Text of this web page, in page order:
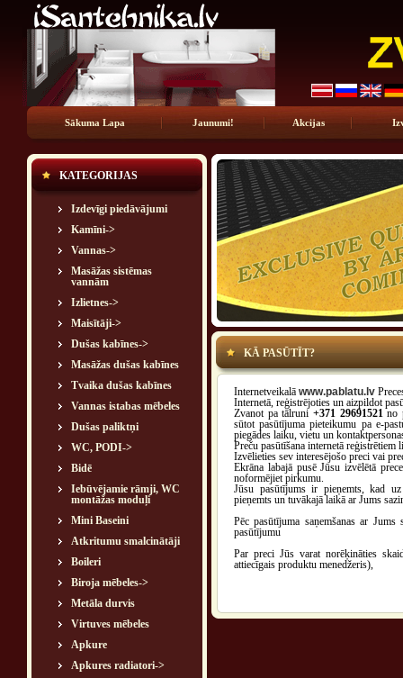
Sākuma Lapa Jaunumi! Akcijas
KATEGORIJAS
Izdevīgi piedāvājumi
Kamīni->
Vannas->
Masāžas sistēmas
vannām
Izlietnes->
Maisītāji->
Dušas kabīnes->
Masāžas dušas kabīnes
Tvaika dušas kabīnes
Vannas istabas mēbeles
Dušas paliktņi
WC, PODI->
Bidē
Iebūvējamie rāmji, WC
montāžas moduļi
Mini Baseini
Atkritumu smalcinātāji
Boileri
Biroja mēbeles->
Metāla durvis
Virtuves mēbeles
Apkure
Apkures radiatori->
KĀ PASŪTĪT?
Internetveikalā www.pablatu.lv
Internetā, reģistrējoties un aizpildot
Zvanot pa tālruni +371 29691521no
sūtot pasūtījuma pieteikumu pa e-
piegādes laiku, vietu un
Preču pasūtīšana internetā reģistrētiem
Izvēlieties sev interesējošo preci vai
Ekrāna labajā pusē Jūsu izvēlētā
noformējiet pirkumu.
Jūsu pasūtījums ir pieņemts, kad
pieņemts un tuvākajā laikā ar Jums
Pēc pasūtījuma saņemšanas ar
pasūtījumu
Par preci Jūs varat norēķināties
attiecīgais produktu menedžeris),